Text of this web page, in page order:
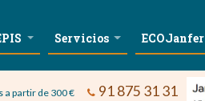
Servicios ECOJanfer
a partir de 300 € 91 875 31 31